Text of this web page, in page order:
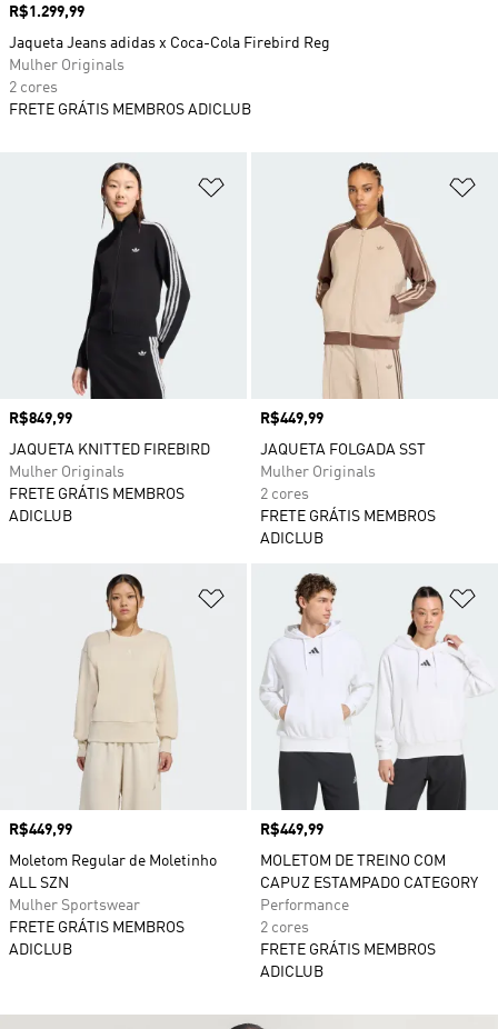
Adicionar à Lista de Desejos
Preço
R$849,99
JAQUETA KNITTED FIREBIRD
Mulher Originals
FRETE GRÁTIS MEMBROS
ADICLUB
Preço
R$449,99
JAQUETA FOLGADA SST
Mulher Originals
2 cores
FRETE GRÁTIS MEMBROS
ADICLUB
Adicionar à Lista de Desejos
Preço
R$449,99
Moletom Regular de Moletinho
ALL SZN
Mulher Sportswear
FRETE GRÁTIS MEMBROS
ADICLUB
Preço
R$449,99
MOLETOM DE TREINO COM
CAPUZ ESTAMPADO CATEGORY
Performance
2 cores
FRETE GRÁTIS MEMBROS
ADICLUB
Preço
R$1.299,99
Jaqueta Jeans adidas x Coca-Cola Firebird Reg
Mulher Originals
2 cores
FRETE GRÁTIS MEMBROS ADICLUB